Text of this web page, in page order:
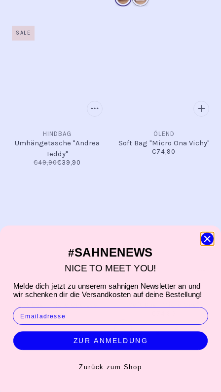
SALE
HINDBAG
Umhängetasche "Andrea
Teddy"
€49,90€39,90
ÖLEND
Soft Bag "Micro Ona Vichy"
€74,90
ÖLEND
€79,90
ÖLEND
#SAHNENEWS
NICE TO MEET YOU!
Melde dich jetzt zu unserem sahnigen Newsletter an und
wir schenken dir die Versandkosten auf deine Bestellung!
EMAIL
ZUR ANMELDUNG
Zurück zum Shop